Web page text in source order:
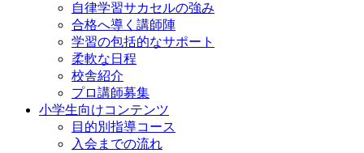
自律学習サカセルの強み
合格へ導く講師陣
学習の包括的なサポート
柔軟な日程
校舎紹介
プロ講師募集
小学生向けコンテンツ
目的別指導コース
入会までの流れ